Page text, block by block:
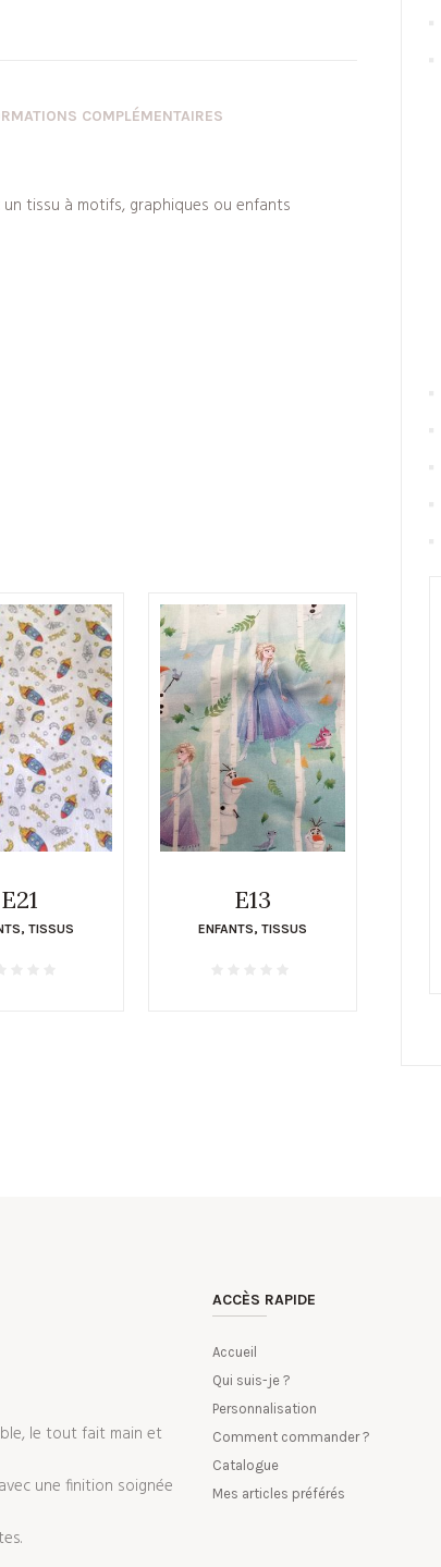
COMPLÉMENTAIRES
tissu à motifs, graphiques ou enfants
E21
,TISSUS
E13
ENFANTS, TISSUS
le tout fait main et
une finition soignée
ACCÈS RAPIDE
Accueil
Qui suis-je ?
Personnalisation
Comment commander ?
Catalogue
Mes articles préférés